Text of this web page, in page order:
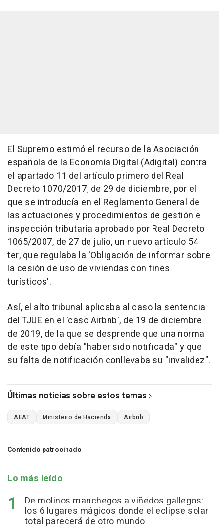
El Supremo estimó el recurso de la Asociación
española de la Economía Digital (Adigital) contra
el apartado 11 del artículo primero del Real
Decreto 1070/2017, de 29 de diciembre, por el
que se introducía en el Reglamento General de
las actuaciones y procedimientos de gestión e
inspección tributaria aprobado por Real Decreto
1065/2007, de 27 de julio, un nuevo artículo 54
ter, que regulaba la 'Obligación de informar sobre
la cesión de uso de viviendas con fines
turísticos'.
Así, el alto tribunal aplicaba al caso la sentencia
del TJUE en el 'caso Airbnb', de 19 de diciembre
de 2019, de la que se desprende que una norma
de este tipo debía "haber sido notificada" y que
su falta de notificación conllevaba su "invalidez".
Últimas noticias sobre estos temas
AEAT Ministerio de Hacienda Airbnb
Contenido patrocinado
Lo más leído
De molinos manchegos a viñedos gallegos:
los 6 lugares mágicos donde el eclipse solar
total parecerá de otro mundo